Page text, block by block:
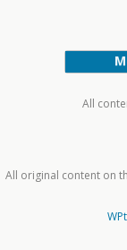
All
All original content on